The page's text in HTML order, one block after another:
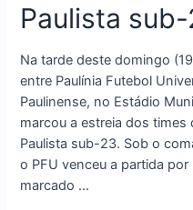
Paulista
Na tarde deste domingo
entre Paulínia Futebol
Paulinense, no Estádio
marcou a estreia dos
Paulista sub-23. Sob o
o PFU venceu a partida
marcado …